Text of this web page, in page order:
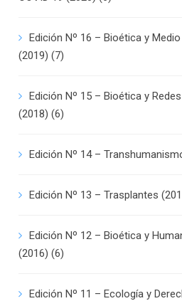
Edición Nº 16 – Bioética y
(2019) (7)
Edición Nº 15 – Bioética y
(2018) (6)
Edición Nº 14 –
Edición Nº 13 – Trasplantes
Edición Nº 12 – Bioética y
(2016) (6)
Edición Nº 11 – Ecología y